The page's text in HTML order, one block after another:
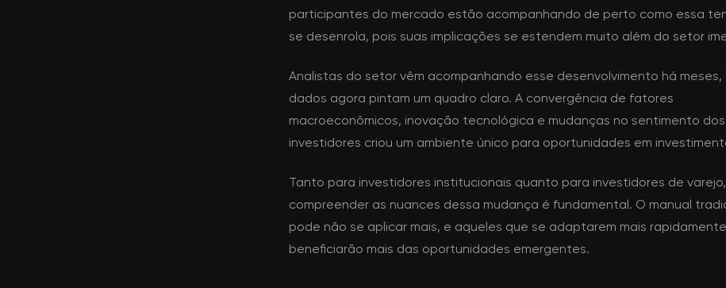
participantes do mercado estão acompanhando de perto como essa
se desenrola, pois suas implicações se estendem muito além do setor
Analistas do setor vêm acompanhando esse desenvolvimento há meses,
dados agora pintam um quadro claro. A convergência de fatores
macroeconômicos, inovação tecnológica e mudanças no sentimento dos
investidores criou um ambiente único para oportunidades em
Tanto para investidores institucionais quanto para investidores de varejo,
compreender as nuances dessa mudança é fundamental. O manual
pode não se aplicar mais, e aqueles que se adaptarem mais
beneficiarão mais das oportunidades emergentes.